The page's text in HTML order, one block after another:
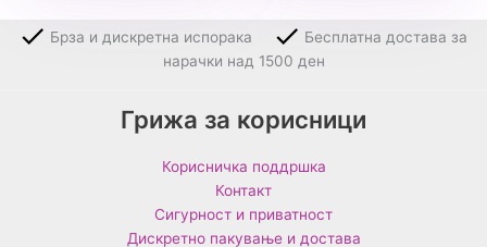
Брза и дискретна испорака
Бесплатна достава за
нарачки над 1500 ден
Грижа за корисници
Корисничка поддршка
Контакт
Сигурност и приватност
Дискретно пакување и достава